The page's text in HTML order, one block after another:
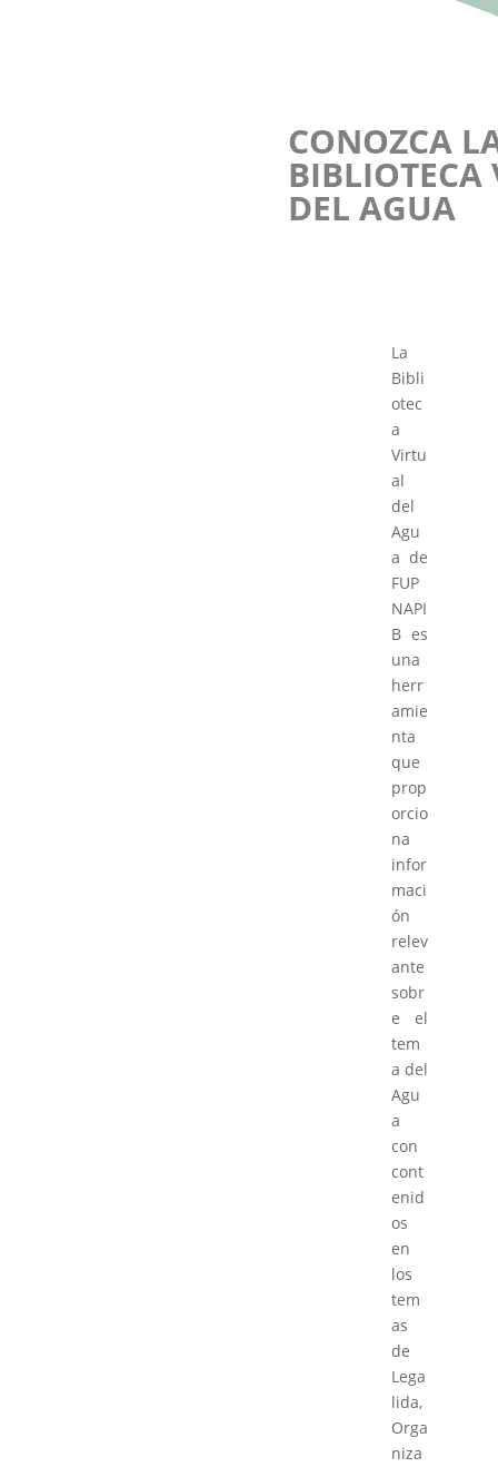
CONOZCA
BIBLIOTECA
DEL AGUA
La
Bibli
otec
a
Virtu
al
del
Agu
a de
FUP
NAPI
B es
una
herr
amie
nta
que
prop
orcio
na
infor
maci
ón
relev
ante
sobr
e el
tem
a del
Agu
a
con
cont
enid
os
en
los
tem
as
de
Lega
lida,
Orga
niza